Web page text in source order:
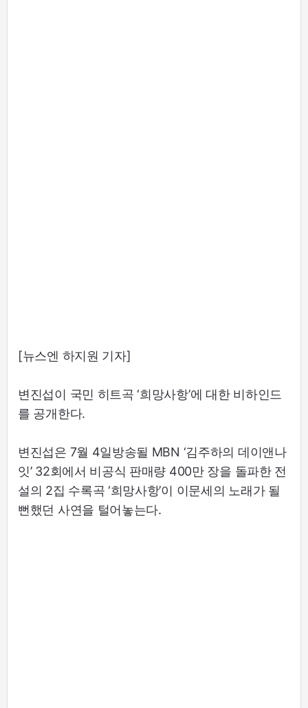
[뉴스엔 하지원 기자]
변진섭이 국민 히트곡 ‘희망사항’에 대한 비하인드
를 공개한다.
변진섭은 7월 4일방송될 MBN ‘김주하의 데이앤나
잇’ 32회에서 비공식 판매량 400만 장을 돌파한 전
설의 2집 수록곡 ‘희망사항’이 이문세의 노래가 될
뻔했던 사연을 털어놓는다.